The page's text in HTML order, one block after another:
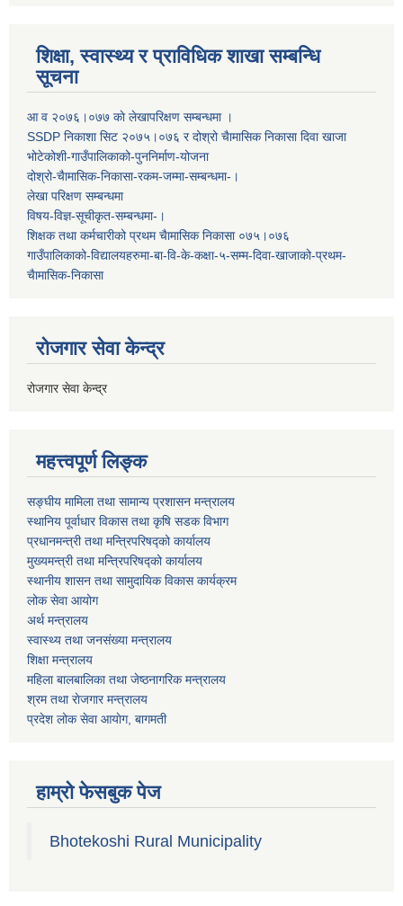
शिक्षा, स्वास्थ्य र प्राविधिक शाखा सम्बन्धि
सूचना
आ व २०७६।०७७ काे लेखापरिक्षण सम्बन्धमा ।
SSDP निकाशा सिट २०७५।०७६ र दोश्रो चैामासिक निकासा दिवा खाजा
भोटेकोशी-गाउँपालिकाको-पुननिर्माण-योजना
दोश्रो-चैामासिक-निकासा-रकम-जम्मा-सम्बन्धमा-।
लेखा परिक्षण सम्बन्धमा
विषय-विज्ञ-सूचीकृत-सम्बन्धमा-।
शिक्षक तथा कर्मचारीको प्रथम च‌ैामासिक निकासा ०७५।०७६
गाउँपालिकाको-विद्यालयहरुमा-बा-वि-के-कक्षा-५-सम्म-दिवा-खाजाको-प्रथम-
चैामासिक-निकासा
रोजगार सेवा केन्द्र
रोजगार सेवा केन्द्र
महत्त्वपूर्ण लिङ्क
सङ्घीय मामिला तथा सामान्य प्रशासन मन्त्रालय
स्थानिय पूर्वाधार विकास तथा कृषि सडक विभाग
प्रधानमन्त्री तथा मन्त्रिपरिषद्को कार्यालय
मुख्यमन्त्री तथा मन्त्रिपरिषद्को कार्यालय
स्थानीय शासन तथा सामुदायिक विकास कार्यक्रम
लोक सेवा आयोग
अर्थ मन्त्रालय
स्वास्थ्य तथा जनस‌ंख्या मन्त्रालय
शिक्षा मन्त्रालय
महिला बालबालिका तथा जेष्ठनागरिक मन्त्रालय
श्रम तथा राेजगार मन्त्रालय
प्रदेश लोक सेवा आयाेग, बागमती
हाम्रो फेसबुक पेज
Bhotekoshi Rural Municipality